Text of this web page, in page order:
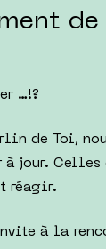
…!?
de Toi,
à jour.
réagir.
à la